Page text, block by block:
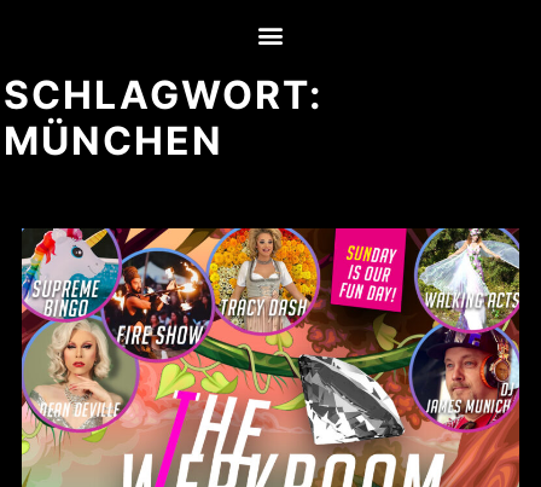
SCHLAGWORT:
MÜNCHEN